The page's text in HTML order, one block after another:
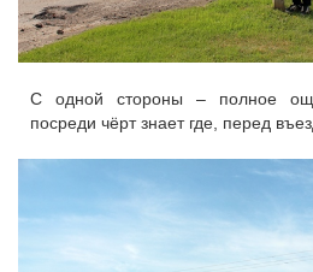
С одной стороны – полное
посреди чёрт знает где, перед